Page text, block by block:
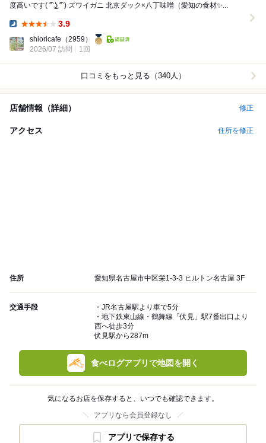
度高いです( ͡° ͜ʖ ͡° ) ズワイガニ 北京ダック×八丁味噌（愛知の食材✨...
3.9
shioricafe （2959）
2026/07 訪問
1回
口コミをもっと見る（340人）
店舗情報（詳細） 修正
アクセス 住所を修正
住所 愛知県名古屋市中区栄1-3-3 ヒルトン名古屋 3F
交通手段
・JR名古屋駅より車で5分
・地下鉄東山線・鶴舞線「伏見」駅7番出口より
西へ徒歩3分
伏見駅から287m
食べログアプリで地図を開く
気になるお店を保存すると、いつでも確認できます。
アプリなら会員登録なし
アプリで保存する